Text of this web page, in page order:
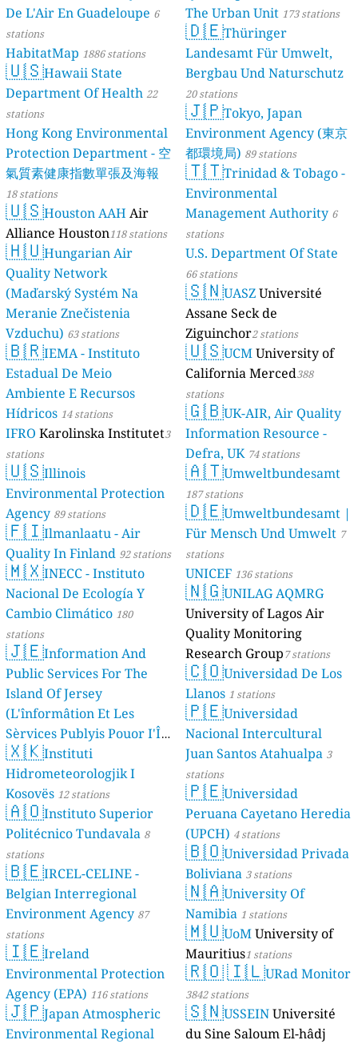
De L'Air En Guadeloupe 6
stations
HabitatMap 1886 stations
🇺🇸Hawaii State
Department Of Health 22
stations
Hong Kong Environmental
Protection Department - 空
氣質素健康指數單張及海報
18 stations
🇺🇸Houston AAH Air
Alliance Houston118 stations
🇭🇺Hungarian Air
Quality Network
(Maďarský Systém Na
Meranie Znečistenia
Vzduchu) 63 stations
🇧🇷IEMA - Instituto
Estadual De Meio
Ambiente E Recursos
Hídricos 14 stations
IFRO Karolinska Institutet3
stations
🇺🇸Illinois
Environmental Protection
Agency 89 stations
🇫🇮Ilmanlaatu - Air
Quality In Finland 92 stations
🇲🇽INECC - Instituto
Nacional De Ecología Y
Cambio Climático 180
stations
🇯🇪Information And
Public Services For The
Island Of Jersey
(L'înformâtion Et Les
Sèrvices Publyis Pouor I'Île
Dé Jèrri) 2 stations
🇽🇰Instituti
Hidrometeorologjik I
Kosovës 12 stations
🇦🇴Instituto Superior
Politécnico Tundavala 8
stations
🇧🇪IRCEL-CELINE -
Belgian Interregional
Environment Agency 87
stations
🇮🇪Ireland
Environmental Protection
Agency (EPA) 116 stations
🇯🇵Japan Atmospheric
Environmental Regional
The Urban Unit 173 stations
🇩🇪Thüringer
Landesamt Für Umwelt,
Bergbau Und Naturschutz
20 stations
🇯🇵Tokyo, Japan
Environment Agency (東京
都環境局) 89 stations
🇹🇹Trinidad & Tobago -
Environmental
Management Authority 6
stations
U.S. Department Of State
66 stations
🇸🇳UASZUniversité
Assane Seck de
Ziguinchor2 stations
🇺🇸UCMUniversity of
California Merced388
stations
🇬🇧UK-AIR, Air Quality
Information Resource -
Defra, UK 74 stations
🇦🇹Umweltbundesamt
187 stations
🇩🇪Umweltbundesamt |
Für Mensch Und Umwelt 7
stations
UNICEF 136 stations
🇳🇬UNILAG AQMRG
University of Lagos Air
Quality Monitoring
Research Group7 stations
🇨🇴Universidad De Los
Llanos 1 stations
🇵🇪Universidad
Nacional Intercultural
Juan Santos Atahualpa 3
stations
🇵🇪Universidad
Peruana Cayetano Heredia
(UPCH) 4 stations
🇧🇴Universidad Privada
Boliviana 3 stations
🇳🇦University Of
Namibia 1 stations
🇲🇺UoMUniversity of
Mauritius1 stations
🇷🇴🇮🇱URad Monitor
3842 stations
🇸🇳USSEINUniversité
du Sine Saloum El-hâdj